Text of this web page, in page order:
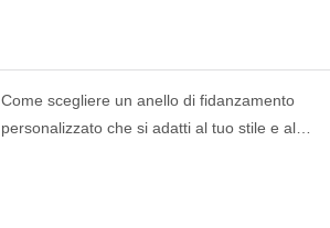
Come scegliere un anello di fidanzamento
personalizzato che si adatti al tuo stile e al